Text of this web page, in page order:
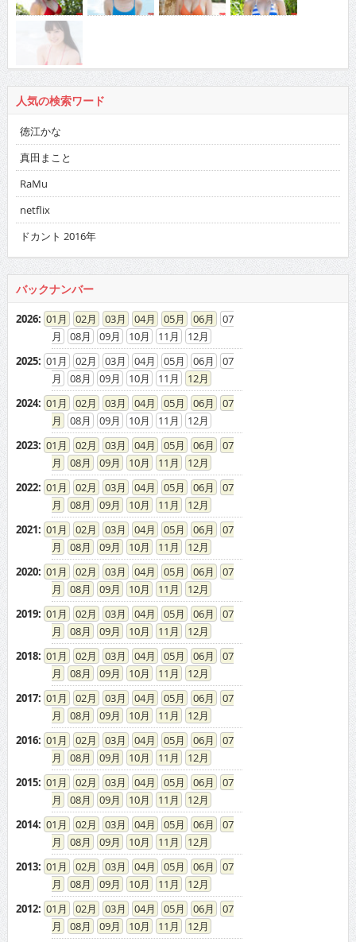
人気の検索ワード
徳江かな
真田まこと
RaMu
netflix
ドカント 2016年
バックナンバー
2026: 01 02 03 04 05 06
07
08
09 10 11
12
2025: 01 02 03 04 05 06
07
08
09 10 11
12
2024: 01 02 03 04 05 06
07
08
09 10 11
12
2023: 01 02 03 04 05 06
07
08
09 10 11
12
2022: 01 02 03 04 05 06
07
08
09 10 11
12
2021: 01 02 03 04 05 06
07
08
09 10 11
12
2020: 01 02 03 04 05 06
07
08
09 10 11
12
2019: 01 02 03 04 05 06
07
08
09 10 11
12
2018: 01 02 03 04 05 06
07
08
09 10 11
12
2017: 01 02 03 04 05 06
07
08
09 10 11
12
2016: 01 02 03 04 05 06
07
08
09 10 11
12
2015: 01 02 03 04 05 06
07
08
09 10 11
12
2014: 01 02 03 04 05 06
07
08
09 10 11
12
2013: 01 02 03 04 05 06
07
08
09 10 11
12
2012: 01 02 03 04 05 06
07
08
09 10 11
12